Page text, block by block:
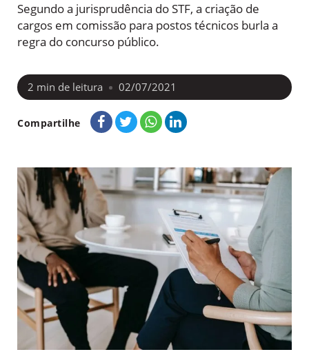
Segundo a jurisprudência do STF, a criação de
cargos em comissão para postos técnicos burla a
regra do concurso público.
2 min de leitura 02/07/2021
Compartilhe